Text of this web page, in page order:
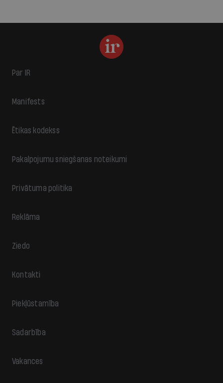
Par IR
Manifests
Ētikas kodekss
Pakalpojumu sniegšanas noteikumi
Privātuma politika
Reklāma
Ziedo
Kontakti
Piekļūstamība
Sadarbība
Vakances